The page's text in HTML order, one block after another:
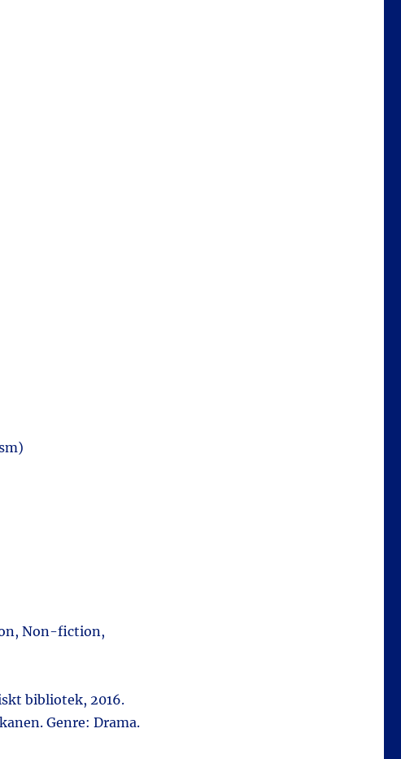
Non-fiction,
bibliotek, 2016.
Genre: Drama.